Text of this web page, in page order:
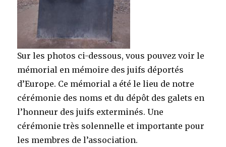
Sur les photos ci-dessous, vous pouvez voir le
mémorial en mémoire des juifs déportés
d’Europe. Ce mémorial a été le lieu de notre
cérémonie des noms et du dépôt des galets en
l’honneur des juifs exterminés. Une
cérémonie très solennelle et importante pour
les membres de l’association.